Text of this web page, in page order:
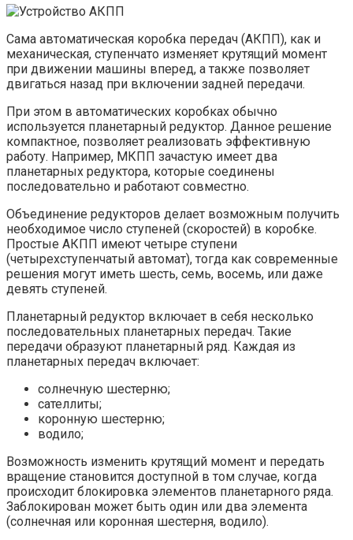
Сама автоматическая коробка передач (АКПП), как и
механическая, ступенчато изменяет крутящий момент
при движении машины вперед, а также позволяет
двигаться назад при включении задней передачи.
При этом в автоматических коробках обычно
используется планетарный редуктор. Данное решение
компактное, позволяет реализовать эффективную
работу. Например, МКПП зачастую имеет два
планетарных редуктора, которые соединены
последовательно и работают совместно.
Объединение редукторов делает возможным получить
необходимое число ступеней (скоростей) в коробке.
Простые АКПП имеют четыре ступени
(четырехступенчатый автомат), тогда как современные
решения могут иметь шесть, семь, восемь, или даже
девять ступеней.
Планетарный редуктор включает в себя несколько
последовательных планетарных передач. Такие
передачи образуют планетарный ряд. Каждая из
планетарных передач включает:
солнечную шестерню;
сателлиты;
коронную шестерню;
водило;
Возможность изменить крутящий момент и передать
вращение становится доступной в том случае, когда
происходит блокировка элементов планетарного ряда.
Заблокирован может быть один или два элемента
(солнечная или коронная шестерня, водило).